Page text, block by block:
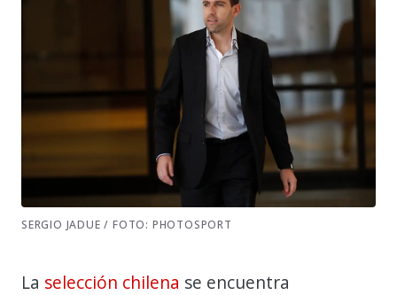
SERGIO JADUE / FOTO: PHOTOSPORT
La selección chilena se encuentra